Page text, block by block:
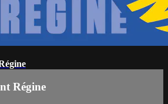
Régine